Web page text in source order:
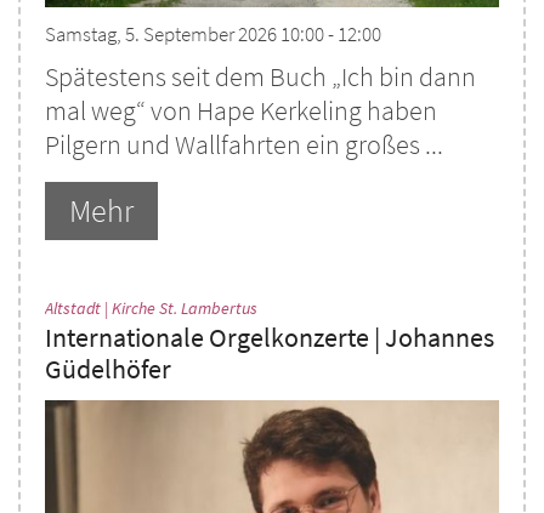
Samstag, 5. September 2026 10:00 - 12:00
Spätestens seit dem Buch „Ich bin dann
mal weg“ von Hape Kerkeling haben
Pilgern und Wallfahrten ein großes ...
Mehr
Altstadt | Kirche St. Lambertus
Internationale Orgelkonzerte | Johannes
Güdelhöfer